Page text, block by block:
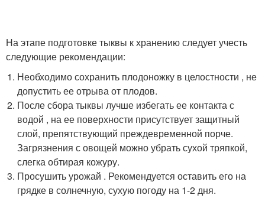
На этапе подготовке тыквы к хранению следует учесть
следующие рекомендации:
Необходимо сохранить плодоножку в целостности , не
допустить ее отрыва от плодов.
После сбора тыквы лучше избегать ее контакта с
водой , на ее поверхности присутствует защитный
слой, препятствующий преждевременной порче.
Загрязнения с овощей можно убрать сухой тряпкой,
слегка обтирая кожуру.
Просушить урожай . Рекомендуется оставить его на
грядке в солнечную, сухую погоду на 1-2 дня.